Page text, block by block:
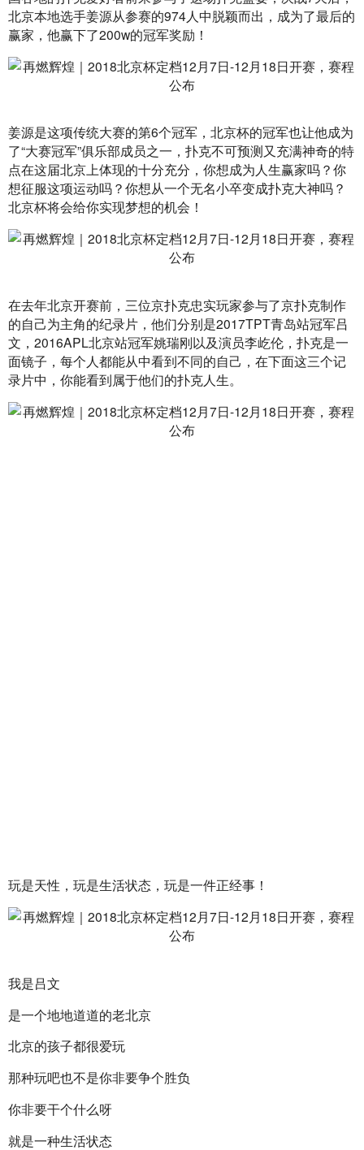
北京本地选手姜源从参赛的974人中脱颖而出，成为了最后的
赢家，他赢下了200w的冠军奖励！
姜源是这项传统大赛的第6个冠军，北京杯的冠军也让他成为
了“大赛冠军”俱乐部成员之一，扑克不可预测又充满神奇的特
点在这届北京上体现的十分充分，你想成为人生赢家吗？你
想征服这项运动吗？你想从一个无名小卒变成扑克大神吗？
北京杯将会给你实现梦想的机会！
在去年北京开赛前，三位京扑克忠实玩家参与了京扑克制作
的自己为主角的纪录片，他们分别是2017TPT青岛站冠军吕
文，2016APL北京站冠军姚瑞刚以及演员李屹伦，扑克是一
面镜子，每个人都能从中看到不同的自己，在下面这三个记
录片中，你能看到属于他们的扑克人生。
玩是天性，玩是生活状态，玩是一件正经事！
我是吕文
是一个地地道道的老北京
北京的孩子都很爱玩
那种玩吧也不是你非要争个胜负
你非要干个什么呀
就是一种生活状态